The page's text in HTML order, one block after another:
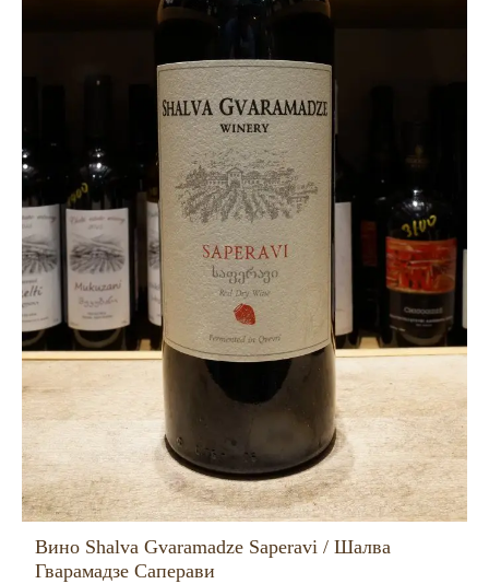
Вино Shalva Gvaramadze Saperavi / Шалва
Гварамадзе Саперави